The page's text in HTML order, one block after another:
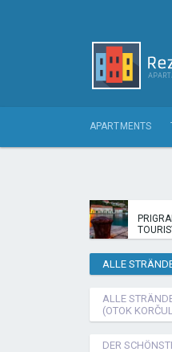
APARTMENTS
ALLE
ALLE
(OTOK
DER